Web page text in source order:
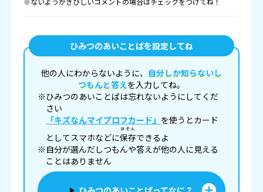
ひみつのあいことばを設定してね
他の人にわからないように、 自分しか知らないし
つもんと答えを入力してね。
※ひみつのあいことばは忘れないようにしてくだ
さい
「キズなんマイプロフカード」 を使うとカード
としてスマホなどに保存
ほぞん
できるよ
※自分が選んだしつもんや答えが他の人に見える
ことはありません